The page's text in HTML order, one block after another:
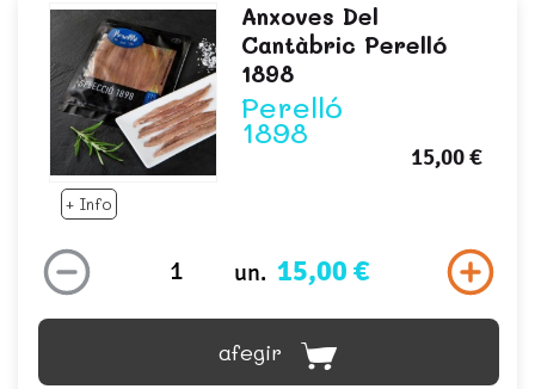
+ Info
Anxoves Del
Cantàbric Perelló
1898
Perelló
1898
15,00 €
un. 15,00 €
afegir